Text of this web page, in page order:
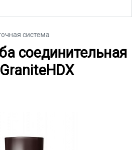
система
соединительная